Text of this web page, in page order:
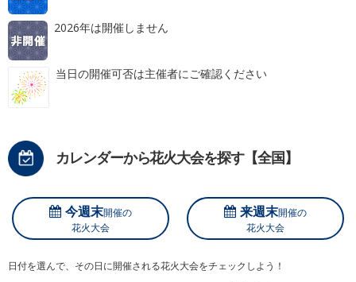
2026年は開催しません
当日の開催可否は主催者にご確認ください
カレンダーから花火大会を探す【全国】
今週末開催の
花火大会
来週末開催の
花火大会
日付を選んで、その日に開催される花火大会をチェックしよう！